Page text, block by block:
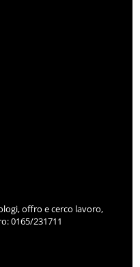
offro e cerco lavoro,
0165/231711